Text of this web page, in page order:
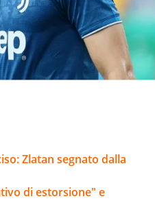
Zlatan segnato dalla
di estorsione" e